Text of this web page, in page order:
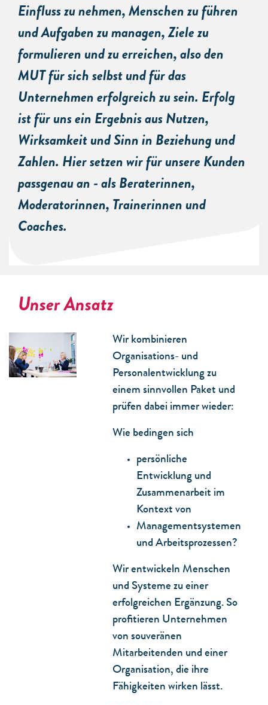
Einfluss zu nehmen, Menschen zu führen
und Aufgaben zu managen, Ziele zu
formulieren und zu erreichen, also den
MUT für sich selbst und für das
Unternehmen erfolgreich zu sein. Erfolg
ist für uns ein Ergebnis aus Nutzen,
Wirksamkeit und Sinn in Beziehung und
Zahlen. Hier setzen wir für unsere Kunden
passgenau an - als Beraterinnen,
Moderatorinnen, Trainerinnen und
Coaches.
Unser Ansatz
Wir kombinieren
Organisations- und
Personalentwicklung zu
einem sinnvollen Paket und
prüfen dabei immer wieder:
Wie bedingen sich
persönliche
Entwicklung und
Zusammenarbeit im
Kontext von
Managementsystemen
und Arbeitsprozessen?
Wir entwickeln Menschen
und Systeme zu einer
erfolgreichen Ergänzung. So
profitieren Unternehmen
von souveränen
Mitarbeitenden und einer
Organisation, die ihre
Fähigkeiten wirken lässt.